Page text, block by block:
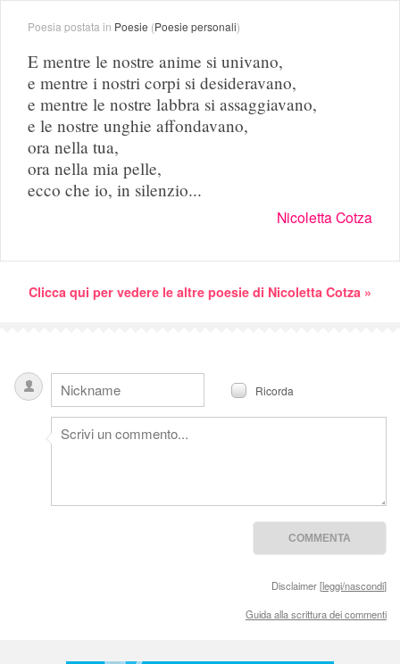
Poesia postata in Poesie (Poesie personali)
E mentre le nostre anime si univano,
e mentre i nostri corpi si desideravano,
e mentre le nostre labbra si assaggiavano,
e le nostre unghie affondavano,
ora nella tua,
ora nella mia pelle,
ecco che io, in silenzio...
Nicoletta Cotza
Clicca qui per vedere le altre poesie di Nicoletta Cotza »
Ricorda
Disclaimer [leggi/nascondi]
Guida alla scrittura dei commenti